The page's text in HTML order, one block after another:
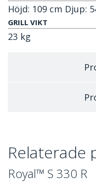
Höjd: 109 cm Djup:
GRILL VIKT
23 kg
Relaterade
Royal™ S 330 R